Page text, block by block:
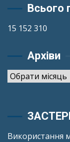
Всього
15 152 310
Архіви
Архіви
Використання